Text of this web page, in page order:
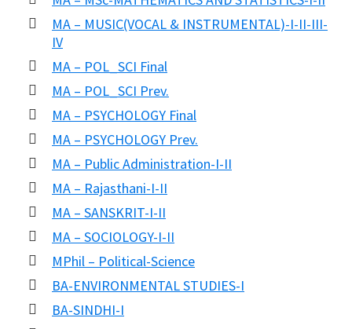
MA – MUSIC(VOCAL & INSTRUMENTAL)-I-II-III-
IV
MA – POL_SCI Final
MA – POL_SCI Prev.
MA – PSYCHOLOGY Final
MA – PSYCHOLOGY Prev.
MA – Public Administration-I-II
MA – Rajasthani-I-II
MA – SANSKRIT-I-II
MA – SOCIOLOGY-I-II
MPhil – Political-Science
BA-ENVIRONMENTAL STUDIES-I
BA-SINDHI-I